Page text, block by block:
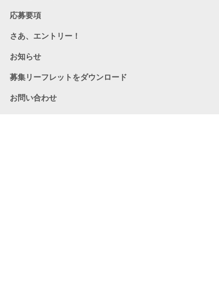
応募要項
さあ、エントリー！
お知らせ
募集リーフレットをダウンロード
お問い合わせ